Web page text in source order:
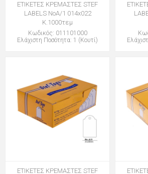
ΕΤΙΚΕΤΕΣ ΚΡΕΜΑΣΤΕΣ STEF
LABELS ΝοΑ/1 014x022
Κ.1000τεμ
Κωδικός: 011101000
Ελάχιστη Ποσότητα: 1 (Κουτί)
ΕΤΙΚΕΤΕΣ ΚΡΕΜΑΣΤΕΣ STEF